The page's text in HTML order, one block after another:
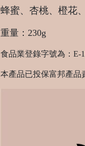
蜂蜜、杏桃、橙花
重量：230g
食品業登錄字號為：E-
本產品已投保富邦產品